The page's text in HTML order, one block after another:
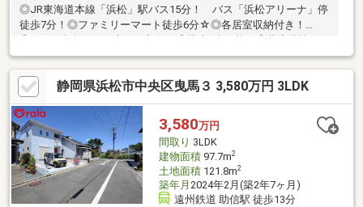
◎JR東海道本線「浜松」駅バス15分！ バス「浜松アリーナ」停
徒歩7分！◎ファミリーマート徒歩6分☆◎各居室収納付き！
◎LDKは南向きで日当たり良好☆◎駐車3台可能！◎蒲小学校まで
800ｍ(徒歩10分)◎丸塚中学校まで1800ｍ(徒歩22
分)■□■□■□■□■□■□■□■□■□■□■□■0120-133-301【通話料無料】へ
お気軽にお問い合わせください！平日、土日問わずご案内致しま
す！自己資金0円、自営業の方、勤務年数が短い方など住宅ローン
のご不安な方もお気軽にご相談ください♪未公開物件情報も多数ご
用意しております♪■□■□■□■□■□■□■□■□■□■□■□■
静岡県浜松市中央区曳馬３ 3,580万円 3LDK
3,580万円
間取り 3LDK
建物面積97.7m2
土地面積121.8m2
築年月 2024年2月(築2年7ヶ月)
遠州鉄道 助信駅 徒歩13分